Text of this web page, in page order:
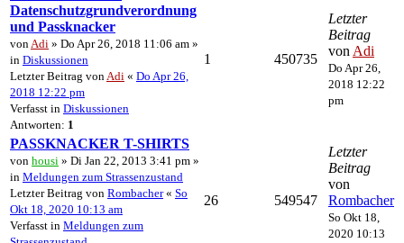
Datenschutzgrundverordnung
und Passknacker
von Adi » Do Apr 26, 2018 11:06 am »
in Diskussionen
Letzter Beitrag von Adi « Do Apr 26,
2018 12:22 pm
Verfasst in Diskussionen
Antworten: 1
1 450735
Letzter
Beitrag
von Adi
Do Apr 26,
2018 12:22
pm
PASSKNACKER T-SHIRTS
von housi » Di Jan 22, 2013 3:41 pm »
in Meldungen zum Strassenzustand
Letzter Beitrag von Rombacher« So
Okt 18, 2020 10:13 am
Verfasst in Meldungen zum
26 549547
Letzter
Beitrag
von
Rombacher
So Okt 18,
2020 10:13